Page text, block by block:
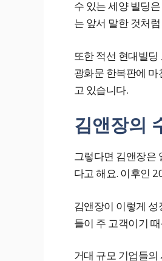
수 있는 세양 빌딩
는 앞서 말한 것처
또한 적선 현대빌
광화문 한복판에
고 있습니다.
김앤장의
그렇다면 김앤장은
다고 해요. 이후인
김앤장이 이렇게
들이 주 고객이기
거대 규모 기업들